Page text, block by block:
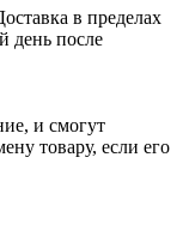
в пределах
день после
и смогут
товару, если его